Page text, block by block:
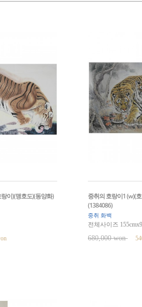
이)(맹호도)(동양화)
중취의 호랑이1 (w)(
(1384086)
중취 화백
전체사이즈
680,000 won